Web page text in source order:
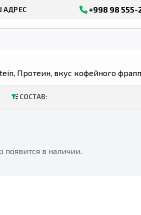
АДРЕС +998 98 555-
Протеин, вкус кофейного
СОСТАВ:
в наличии.